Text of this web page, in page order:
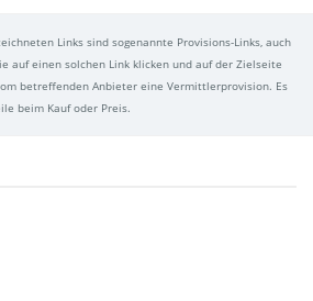
Links sind sogenannte Provisions-Links, auch
auf einen solchen Link klicken und auf der Zielseite
betreffenden Anbieter eine Vermittlerprovision. Es
beim Kauf oder Preis.